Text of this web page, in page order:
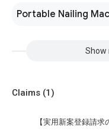
Portable Nailing
Show
Claims (1)
【実用新案登録請求